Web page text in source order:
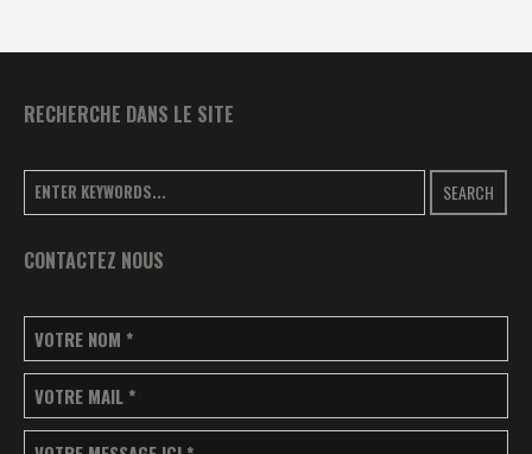
RECHERCHE DANS LE SITE
SEARCH
CONTACTEZ NOUS
VOTRE NOM *
VOTRE MAIL *